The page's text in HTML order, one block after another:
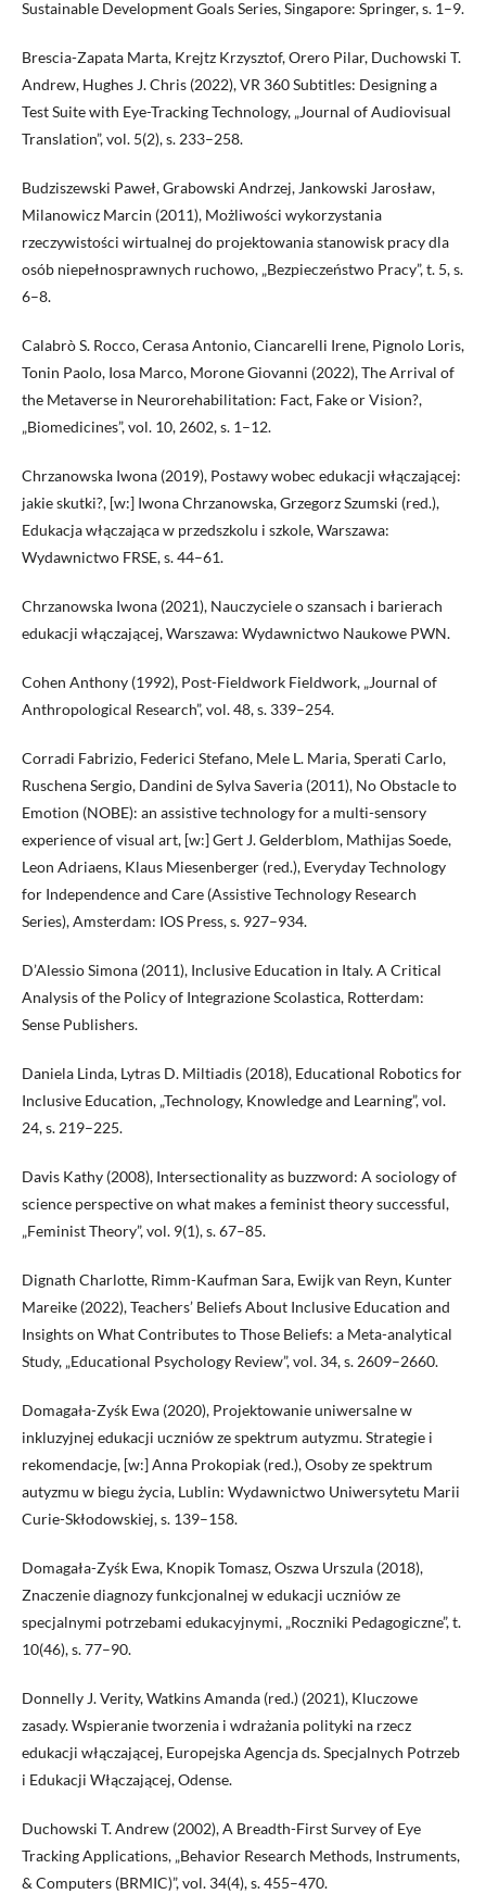
Sustainable Development Goals Series, Singapore: Springer, s. 1–9.
Brescia-Zapata Marta, Krejtz Krzysztof, Orero Pilar, Duchowski T.
Andrew, Hughes J. Chris (2022), VR 360 Subtitles: Designing a
Test Suite with Eye-Tracking Technology, „Journal of Audiovisual
Translation”, vol. 5(2), s. 233–258.
Budziszewski Paweł, Grabowski Andrzej, Jankowski Jarosław,
Milanowicz Marcin (2011), Możliwości wykorzystania
rzeczywistości wirtualnej do projektowania stanowisk pracy dla
osób niepełnosprawnych ruchowo, „Bezpieczeństwo Pracy”, t. 5, s.
6–8.
Calabrò S. Rocco, Cerasa Antonio, Ciancarelli Irene, Pignolo Loris,
Tonin Paolo, Iosa Marco, Morone Giovanni (2022), The Arrival of
the Metaverse in Neurorehabilitation: Fact, Fake or Vision?,
„Biomedicines”, vol. 10, 2602, s. 1–12.
Chrzanowska Iwona (2019), Postawy wobec edukacji włączającej:
jakie skutki?, [w:] Iwona Chrzanowska, Grzegorz Szumski (red.),
Edukacja włączająca w przedszkolu i szkole, Warszawa:
Wydawnictwo FRSE, s. 44–61.
Chrzanowska Iwona (2021), Nauczyciele o szansach i barierach
edukacji włączającej, Warszawa: Wydawnictwo Naukowe PWN.
Cohen Anthony (1992), Post-Fieldwork Fieldwork, „Journal of
Anthropological Research”, vol. 48, s. 339–254.
Corradi Fabrizio, Federici Stefano, Mele L. Maria, Sperati Carlo,
Ruschena Sergio, Dandini de Sylva Saveria (2011), No Obstacle to
Emotion (NOBE): an assistive technology for a multi-sensory
experience of visual art, [w:] Gert J. Gelderblom, Mathijas Soede,
Leon Adriaens, Klaus Miesenberger (red.), Everyday Technology
for Independence and Care (Assistive Technology Research
Series), Amsterdam: IOS Press, s. 927–934.
D’Alessio Simona (2011), Inclusive Education in Italy. A Critical
Analysis of the Policy of Integrazione Scolastica, Rotterdam:
Sense Publishers.
Daniela Linda, Lytras D. Miltiadis (2018), Educational Robotics for
Inclusive Education, „Technology, Knowledge and Learning”, vol.
24, s. 219–225.
Davis Kathy (2008), Intersectionality as buzzword: A sociology of
science perspective on what makes a feminist theory successful,
„Feminist Theory”, vol. 9(1), s. 67–85.
Dignath Charlotte, Rimm-Kaufman Sara, Ewijk van Reyn, Kunter
Mareike (2022), Teachers’ Beliefs About Inclusive Education and
Insights on What Contributes to Those Beliefs: a Meta-analytical
Study, „Educational Psychology Review”, vol. 34, s. 2609–2660.
Domagała-Zyśk Ewa (2020), Projektowanie uniwersalne w
inkluzyjnej edukacji uczniów ze spektrum autyzmu. Strategie i
rekomendacje, [w:] Anna Prokopiak (red.), Osoby ze spektrum
autyzmu w biegu życia, Lublin: Wydawnictwo Uniwersytetu Marii
Curie-Skłodowskiej, s. 139–158.
Domagała-Zyśk Ewa, Knopik Tomasz, Oszwa Urszula (2018),
Znaczenie diagnozy funkcjonalnej w edukacji uczniów ze
specjalnymi potrzebami edukacyjnymi, „Roczniki Pedagogiczne”, t.
10(46), s. 77–90.
Donnelly J. Verity, Watkins Amanda (red.) (2021), Kluczowe
zasady. Wspieranie tworzenia i wdrażania polityki na rzecz
edukacji włączającej, Europejska Agencja ds. Specjalnych Potrzeb
i Edukacji Włączającej, Odense.
Duchowski T. Andrew (2002), A Breadth-First Survey of Eye
Tracking Applications, „Behavior Research Methods, Instruments,
& Computers (BRMIC)”, vol. 34(4), s. 455–470.